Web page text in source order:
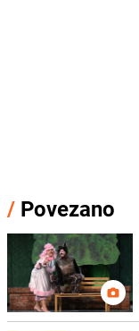
/ Povezano